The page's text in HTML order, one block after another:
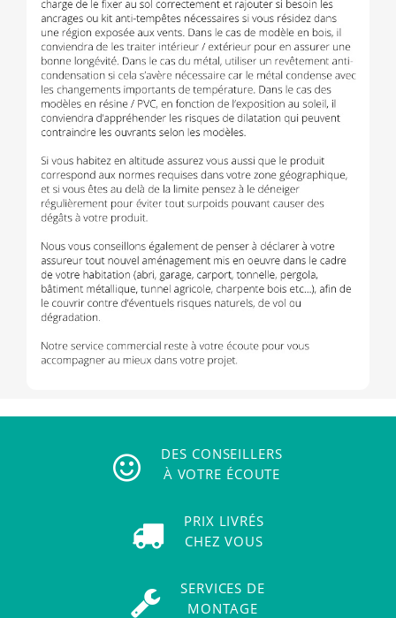
DES CONSEILLERS
À VOTRE ÉCOUTE
PRIX LIVRÉS
CHEZ VOUS
SERVICES DE
MONTAGE